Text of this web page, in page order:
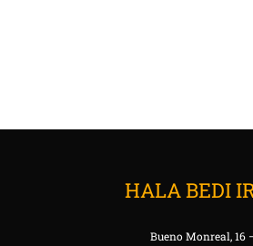
HALA BEDI
Bueno Monreal, 16